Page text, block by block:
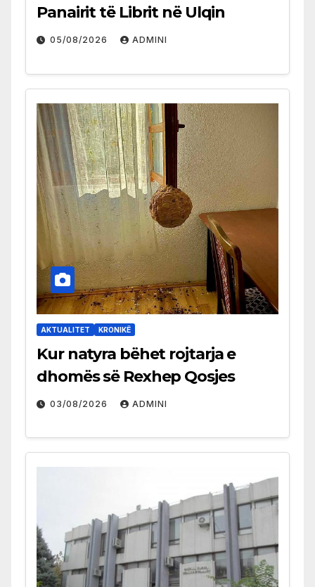
Panairit të Librit në Ulqin
05/08/2026 ADMINI
AKTUALITET KRONIKË
Kur natyra bëhet rojtarja e
dhomës së Rexhep Qosjes
03/08/2026 ADMINI